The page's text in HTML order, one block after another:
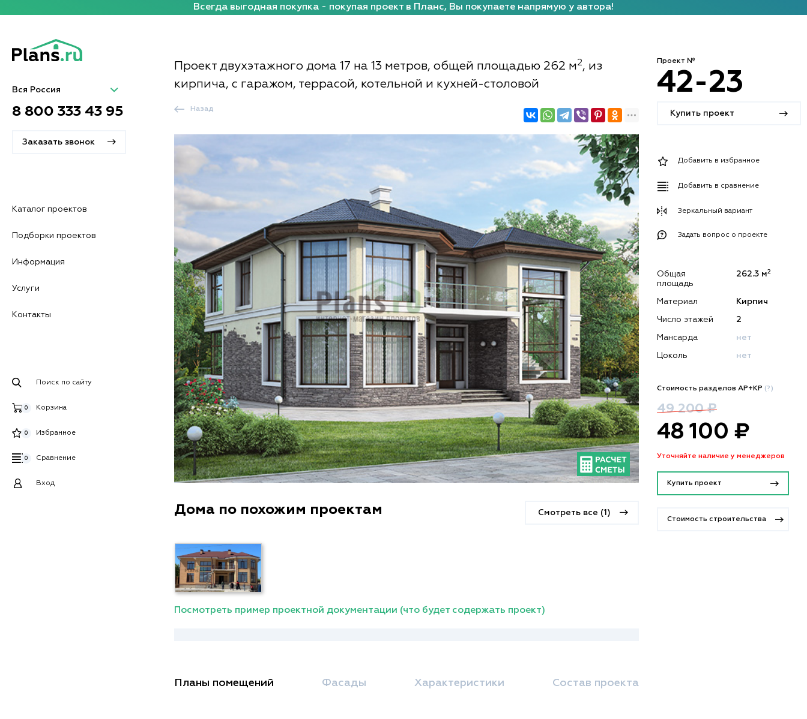
Всегда выгодная покупка - покупая проект в Планс, Вы покупаете напрямую у автора!
Вся Россия
8 800 333 43 95
Заказать звонок
Каталог проектов
Подборки проектов
Информация
Услуги
Контакты
Поиск по сайту
Корзина
0
Избранное
0
Сравнение
0
Вход
Проект двухэтажного дома 17 на 13 метров, общей площадью 262 м2, из
кирпича, с гаражом, террасой, котельной и кухней-столовой
Назад
Дома по похожим проектам Смотреть все (1)
Посмотреть пример проектной документации (что будет содержать проект)
Планы помещений Фасады Характеристики Состав проекта
Проект №
42-23
Купить проект
Добавить в избранное
Добавить в сравнение
Зеркальный вариант
Задать вопрос о проекте
Общая
площадь
262.3 м2
Материал Кирпич
Число этажей 2
Мансарда нет
Цоколь нет
Стоимость разделов АР+КР (?)
49 200 ₽
48 100 ₽
Уточняйте наличие у менеджеров
Купить проект
Стоимость строительства